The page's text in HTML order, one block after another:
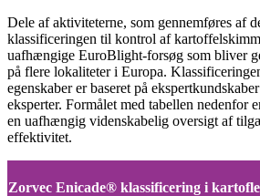
Dele af aktiviteterne, som gennemføres af
klassificeringen til kontrol af
uafhængige EuroBlight-forsøg som bliver
på flere lokaliteter i Europa.
egenskaber er baseret på
eksperter. Formålet med tabellen nedenfor
en uafhængig videnskabelig oversigt af
effektivitet.
Zorvec Enicade® klassificering i